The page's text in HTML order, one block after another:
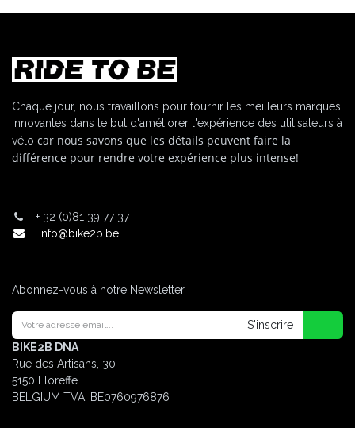
Chaque jour, nous travaillons pour fournir les meilleurs marques
innovantes dans le but d'améliorer l'expérience des utilisateurs à
vélo car nous savons que les détails peuvent faire la
différence pour rendre votre expérience plus intense!
+ 32 (0)81 39 77 37
info@bike2b.be
Abonnez-vous à notre Newsletter
S'inscrire
BIKE2B DNA
Rue des Artisans, 30
5150 Floreffe
BELGIUM TVA: BE0760976876